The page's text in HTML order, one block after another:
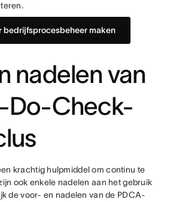
bedrijfsprocesbeheer maken
nadelen van
Do-Check-
krachtig hulpmiddel om continu te
ook enkele nadelen aan het gebruik
de voor- en nadelen van de PDCA-